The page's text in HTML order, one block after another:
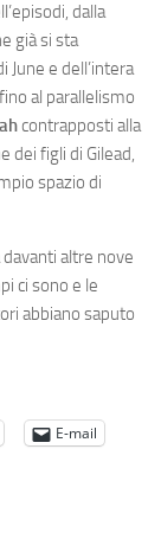
dalla
già si sta
June e dell’intera
fino al parallelismo
contrapposti alla
dei figli di Gilead,
spazio di
altre nove
ci sono e le
abbiano saputo
E-mail